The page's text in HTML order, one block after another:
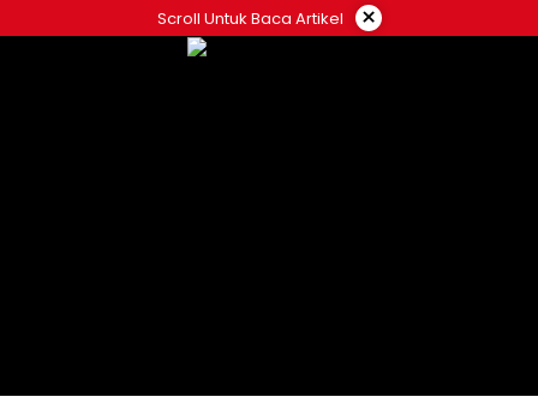
ke
Scroll Untuk Baca Artikel ×